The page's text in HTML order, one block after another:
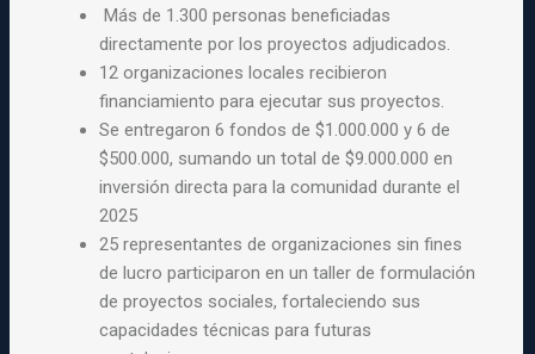
Más de 1.300 personas beneficiadas
directamente por los proyectos adjudicados.
12 organizaciones locales recibieron
financiamiento para ejecutar sus proyectos.
Se entregaron 6 fondos de $1.000.000 y 6 de
$500.000, sumando un total de $9.000.000 en
inversión directa para la comunidad durante el
2025
25 representantes de organizaciones sin fines
de lucro participaron en un taller de formulación
de proyectos sociales, fortaleciendo sus
capacidades técnicas para futuras